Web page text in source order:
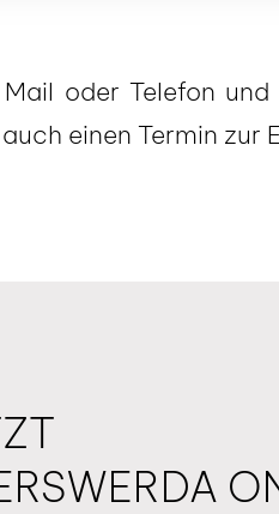
oder Telefon
einen Termin